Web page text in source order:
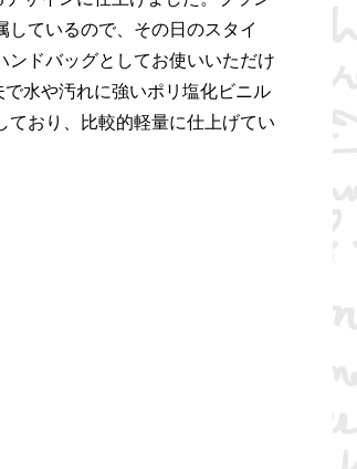
しているので、その日のスタイ
ンドバッグとしてお使いいただけ
水や汚れに強いポリ塩化ビニル
ており、比較的軽量に仕上げてい